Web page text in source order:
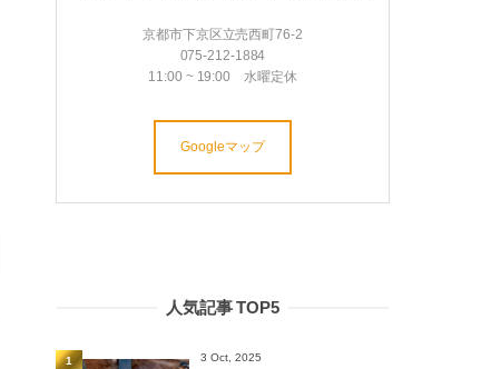
京都市下京区立売西町76-2
075-212-1884
11:00 ~ 19:00 水曜定休
Googleマップ
人気記事 TOP5
3 Oct, 2025
1